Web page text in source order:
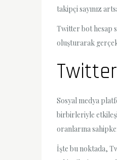
takipçi sayınız
Twitter bot hesap
oluşturarak
Sosyal medya
birbirleriyle
oranlarına
İşte bu noktada,